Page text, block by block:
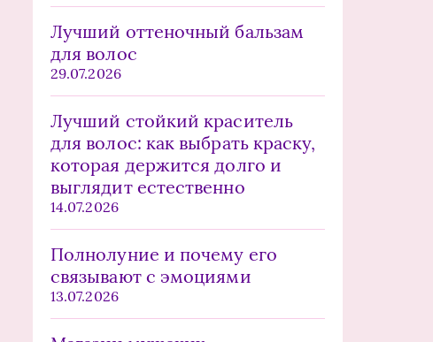
Лучший оттеночный бальзам
для волос
29.07.2026
Лучший стойкий краситель
для волос: как выбрать краску,
которая держится долго и
выглядит естественно
14.07.2026
Полнолуние и почему его
связывают с эмоциями
13.07.2026